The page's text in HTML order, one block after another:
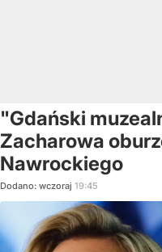
"Gdański
Zacharowa
Nawrockiego
Dodano: wczoraj 19:45